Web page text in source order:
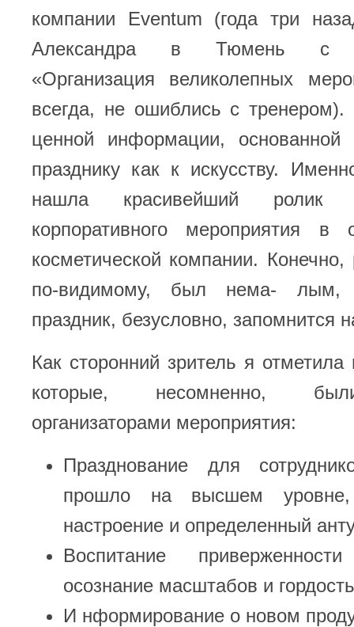
компании Eventum (года три
Александра в Тюмень с
«Организация великолепных
всегда, не ошиблись с
ценной информации,
празднику как к искусству.
нашла красивейший ролик
корпоративного мероприятия в
косметической компании.
по-видимому, был нема- лым,
праздник, безусловно, запомнится
Как сторонний зритель я отметила
которые, несомненно,
организаторами мероприятия:
Празднование для
прошло на высшем
настроение и определенный
Воспитание
осознание масштабов и
И нформирование о новом